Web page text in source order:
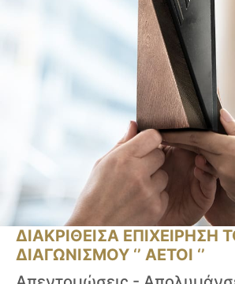
ΔΙΑΚΡΙΘΕΙΣΑ ΕΠΙΧΕΙΡΗΣΗ
ΔΙΑΓΩΝΙΣΜΟΥ ‘’ ΑΕΤΟΙ ‘’